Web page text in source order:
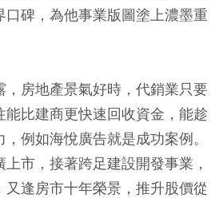
口碑，為他事業版圖塗上濃墨重
，房地產景氣好時，代銷業只要
比建商更快速回收資金，能趁
例如海悅廣告就是成功案例。
市，接著跨足建設開發事業，
又逢房市十年榮景，推升股價從